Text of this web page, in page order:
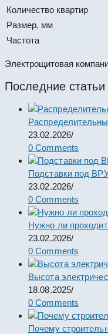
Количество квартир
Размер, мм
Частота
Электрощитовая
Последние статьи
23.02.2026/
0 Comments
Подставки под
23.02.2026/
0 Comments
Нужно ли
23.02.2026/
0 Comments
Высота
18.08.2025/
0 Comments
Почему